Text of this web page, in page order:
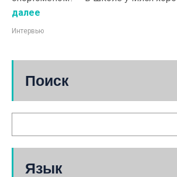
далее
Интервью
Поиск
Язык